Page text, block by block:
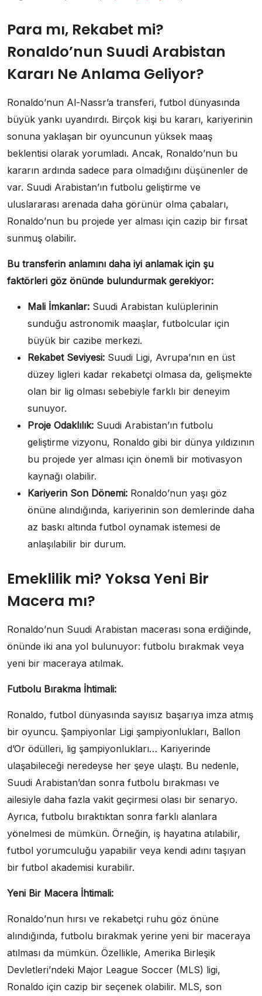
Para mı, Rekabet mi?
Ronaldo’nun Suudi Arabistan
Kararı Ne Anlama Geliyor?
Ronaldo’nun Al-Nassr’a transferi, futbol dünyasında
büyük yankı uyandırdı. Birçok kişi bu kararı, kariyerinin
sonuna yaklaşan bir oyuncunun yüksek maaş
beklentisi olarak yorumladı. Ancak, Ronaldo’nun bu
kararın ardında sadece para olmadığını düşünenler de
var. Suudi Arabistan’ın futbolu geliştirme ve
uluslararası arenada daha görünür olma çabaları,
Ronaldo’nun bu projede yer alması için cazip bir fırsat
sunmuş olabilir.
Bu transferin anlamını daha iyi anlamak için şu
faktörleri göz önünde bulundurmak gerekiyor:
Mali İmkanlar: Suudi Arabistan kulüplerinin
sunduğu astronomik maaşlar, futbolcular için
büyük bir cazibe merkezi.
Rekabet Seviyesi: Suudi Ligi, Avrupa’nın en üst
düzey ligleri kadar rekabetçi olmasa da, gelişmekte
olan bir lig olması sebebiyle farklı bir deneyim
sunuyor.
Proje Odaklılık: Suudi Arabistan’ın futbolu
geliştirme vizyonu, Ronaldo gibi bir dünya yıldızının
bu projede yer alması için önemli bir motivasyon
kaynağı olabilir.
Kariyerin Son Dönemi: Ronaldo’nun yaşı göz
önüne alındığında, kariyerinin son demlerinde daha
az baskı altında futbol oynamak istemesi de
anlaşılabilir bir durum.
Emeklilik mi? Yoksa Yeni Bir
Macera mı?
Ronaldo’nun Suudi Arabistan macerası sona erdiğinde,
önünde iki ana yol bulunuyor: futbolu bırakmak veya
yeni bir maceraya atılmak.
Futbolu Bırakma İhtimali:
Ronaldo, futbol dünyasında sayısız başarıya imza atmış
bir oyuncu. Şampiyonlar Ligi şampiyonlukları, Ballon
d’Or ödülleri, lig şampiyonlukları… Kariyerinde
ulaşabileceği neredeyse her şeye ulaştı. Bu nedenle,
Suudi Arabistan’dan sonra futbolu bırakması ve
ailesiyle daha fazla vakit geçirmesi olası bir senaryo.
Ayrıca, futbolu bıraktıktan sonra farklı alanlara
yönelmesi de mümkün. Örneğin, iş hayatına atılabilir,
futbol yorumculuğu yapabilir veya kendi adını taşıyan
bir futbol akademisi kurabilir.
Yeni Bir Macera İhtimali:
Ronaldo’nun hırsı ve rekabetçi ruhu göz önüne
alındığında, futbolu bırakmak yerine yeni bir maceraya
atılması da mümkün. Özellikle, Amerika Birleşik
Devletleri’ndeki Major League Soccer (MLS) ligi,
Ronaldo için cazip bir seçenek olabilir. MLS, son